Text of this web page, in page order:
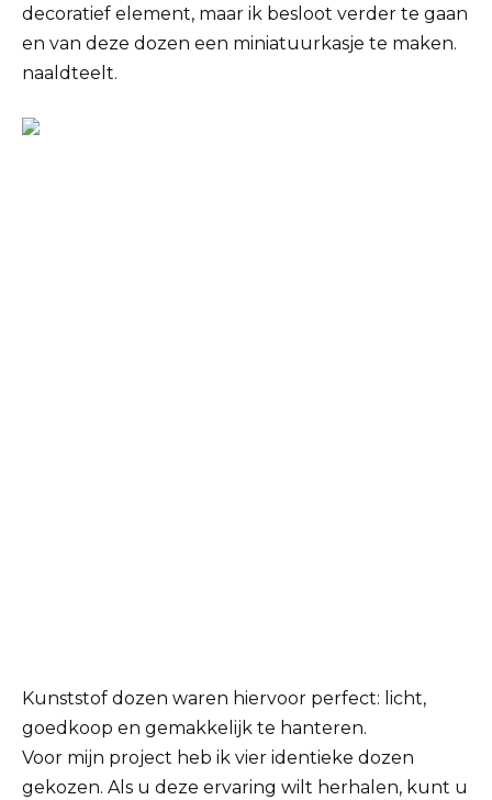
decoratief element, maar ik besloot verder te gaan
en van deze dozen een miniatuurkasje te maken.
naaldteelt.
Kunststof dozen waren hiervoor perfect: licht,
goedkoop en gemakkelijk te hanteren.
Voor mijn project heb ik vier identieke dozen
gekozen. Als u deze ervaring wilt herhalen, kunt u